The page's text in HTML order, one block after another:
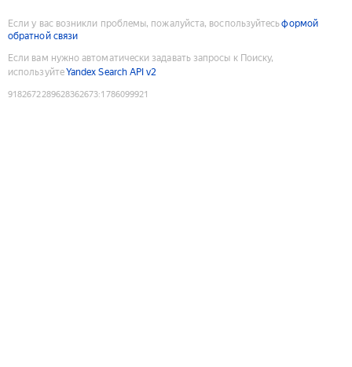
Если у вас возникли проблемы, пожалуйста, воспользуйтесьформой
обратной связи
Если вам нужно автоматически задавать запросы к Поиску,
используйтеYandex Search API v2
9182672289628362673:1786099921